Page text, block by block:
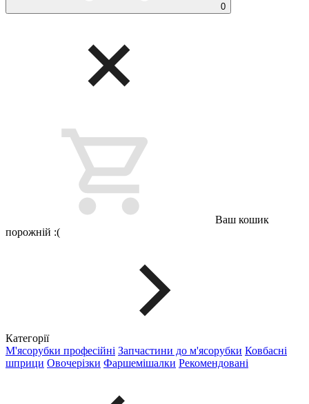
0
Ваш кошик
порожній :(
Категорії
М'ясорубки професійні Запчастини до м'ясорубки Ковбасні
шприци Овочерізки Фаршемішалки Рекомендовані